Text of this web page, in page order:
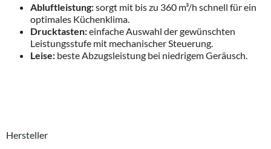
Abluftleistung:sorgt mit bis zu 360 m³/h schnell für ein
optimales Küchenklima.
Drucktasten:einfache Auswahl der gewünschten
Leistungsstufe mit mechanischer Steuerung.
Leise: beste Abzugsleistung bei niedrigem Geräusch.
Hersteller